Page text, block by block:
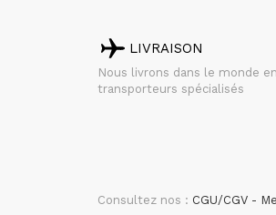
LIVRAISON
Nous livrons dans le monde
transporteurs spécialisés
Consultez nos : CGU/CGV